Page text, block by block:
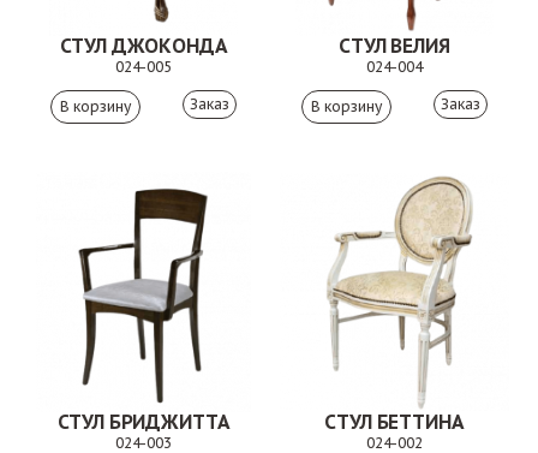
СТУЛ ДЖОКОНДА
024-005
Заказ
СТУЛ ВЕЛИЯ
024-004
Заказ
СТУЛ БРИДЖИТТА
024-003
СТУЛ БЕТТИНА
024-002